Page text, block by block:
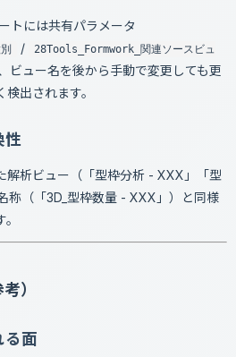
トには共有パラメータ
/
28Tools_Formwork_関連ソースビュ
ビュー名を後から手動で変更しても更
出されます。
性
解析ビュー（「型枠分析 - XXX」「型
称（「3D_型枠数量 - XXX」）と同様
）
る面